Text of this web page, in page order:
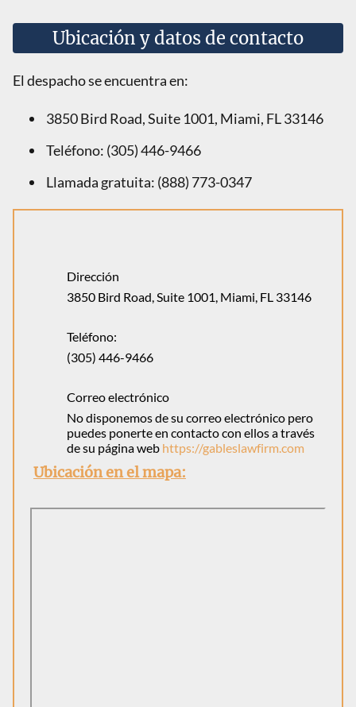
Ubicación y datos de contacto
El despacho se encuentra en:
3850 Bird Road, Suite 1001, Miami, FL 33146
Teléfono: (305) 446-9466
Llamada gratuita: (888) 773-0347
Dirección
3850 Bird Road, Suite 1001, Miami, FL 33146
Teléfono:
(305) 446-9466
Correo electrónico
No disponemos de su correo electrónico pero
puedes ponerte en contacto con ellos a través
de su página web https://gableslawfirm.com
Ubicación en el mapa: